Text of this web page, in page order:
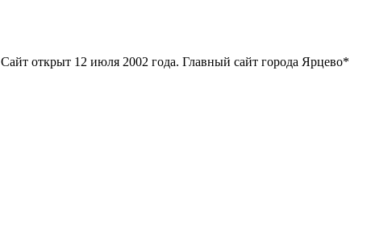
Сайт открыт 12 июля 2002 года. Главный сайт города Ярцево*